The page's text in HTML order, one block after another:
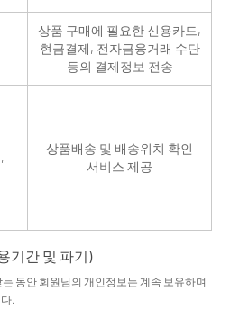
상품 구매에 필요한 신용카드,
현금결제, 전자금융거래 수단
등의 결제정보 전송
상품배송 및 배송위치 확인
서비스 제공
기간 및 파기)
동안 회원님의 개인정보는 계속 보유하며
.